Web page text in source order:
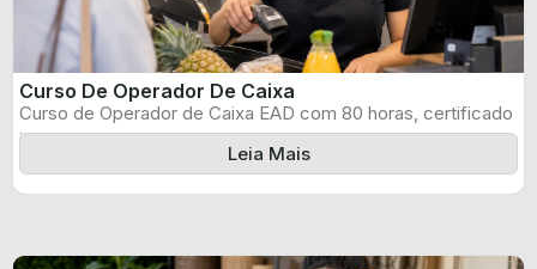
Curso De Operador De Caixa
Curso de Operador de Caixa EAD com 80 horas, certificado
informado pelo produtor ...
Leia Mais